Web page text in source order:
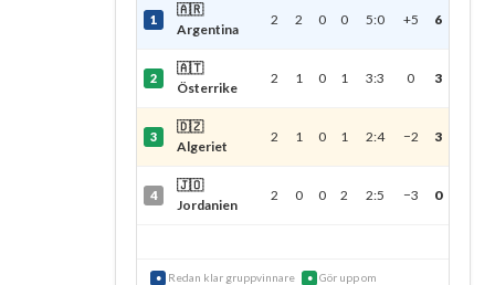
1
🇦🇷
Argentina
2 2 0 0 5:0 +5 6
2
🇦🇹
Österrike
2 1 0 1 3:3 0 3
3
🇩🇿
Algeriet
2 1 0 1 2:4 −2 3
4
🇯🇴
Jordanien
2 0 0 2 2:5 −3 0
● Redan klar gruppvinnare ● Gör upp om